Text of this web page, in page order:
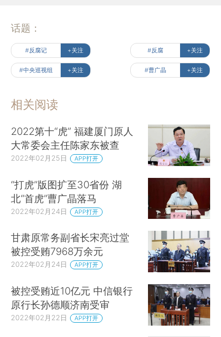
话题：
#反腐记 +关注 #反腐 +关注
#中央巡视组 +关注 #曹广晶 +关注
相关阅读
2022第十“虎” 福建厦门原人
大常委会主任陈家东被查
2022年02月25日 APP打开
“打虎”版图扩至30省份 湖
北“首虎”曹广晶落马
2022年02月24日 APP打开
甘肃原常务副省长宋亮过堂
被控受贿7968万余元
2022年02月24日 APP打开
被控受贿近10亿元 中信银行
原行长孙德顺济南受审
2022年02月22日 APP打开